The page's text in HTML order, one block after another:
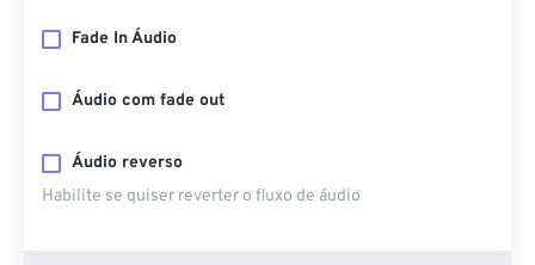
Fade In Áudio
Áudio com fade out
Áudio reverso
Habilite se quiser reverter o fluxo de áudio